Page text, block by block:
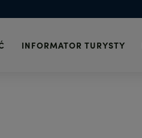
INFORMATOR TURYSTY